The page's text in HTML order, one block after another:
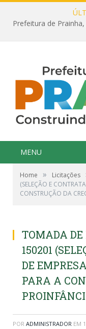
MENU
Home » Licitações
(SELEÇÃO E
CONSTRUÇÃO DA
TOMADA DE
150201
DE
PARA A
POR ADMINISTRADOR EM